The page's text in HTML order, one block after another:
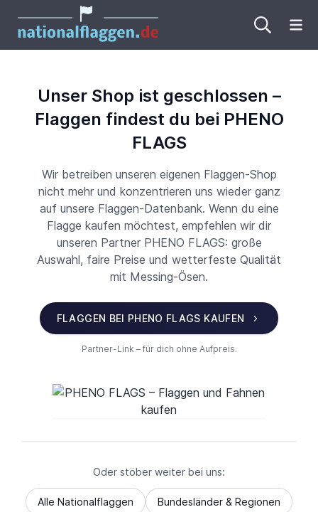
Unser Shop ist geschlossen –
Flaggen findest du bei PHENO
FLAGS
Wir betreiben unseren eigenen Flaggen-Shop
nicht mehr und konzentrieren uns wieder ganz
auf unsere Flaggen-Datenbank. Wenn du eine
Flagge kaufen möchtest, empfehlen wir dir
unseren Partner PHENO FLAGS: große
Auswahl, faire Preise und wetterfeste Qualität
mit Messing-Ösen.
FLAGGEN BEI PHENO FLAGS KAUFEN
Partner-Link – für dich ohne Aufpreis.
Oder stöber weiter bei uns:
Alle Nationalflaggen Bundesländer & Regionen